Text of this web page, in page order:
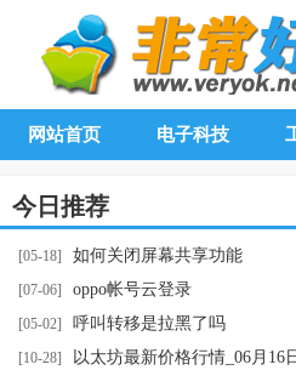
网站首页 电子科技
今日推荐
[05-18] 如何关闭屏幕共享功能
[07-06]
oppo帐号云登录
[05-02]
呼叫转移是拉黑了吗
[10-28]
以太坊最新价格行情_06月16